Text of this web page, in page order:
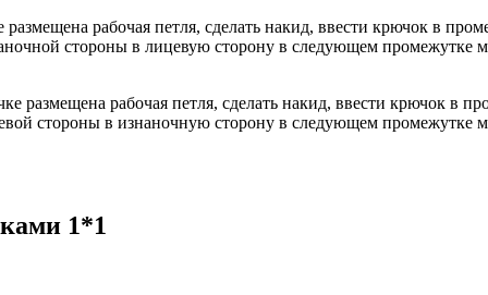
рабочая петля, сделать накид, ввести крючок в
стороны в лицевую сторону в следующем промежутке
размещена рабочая петля, сделать накид, ввести крючок в
стороны в изнаночную сторону в следующем промежутке
1*1